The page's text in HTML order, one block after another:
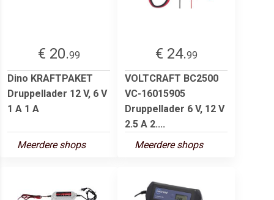
€ 20.99
Dino KRAFTPAKET
Druppellader 12 V, 6 V
1 A 1 A
Meerdere shops
€ 24.99
VOLTCRAFT BC2500
VC-16015905
Druppellader 6 V, 12 V
2.5 A 2....
Meerdere shops